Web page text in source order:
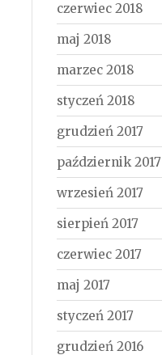
czerwiec 2018
maj 2018
marzec 2018
styczeń 2018
grudzień 2017
październik 2017
wrzesień 2017
sierpień 2017
czerwiec 2017
maj 2017
styczeń 2017
grudzień 2016